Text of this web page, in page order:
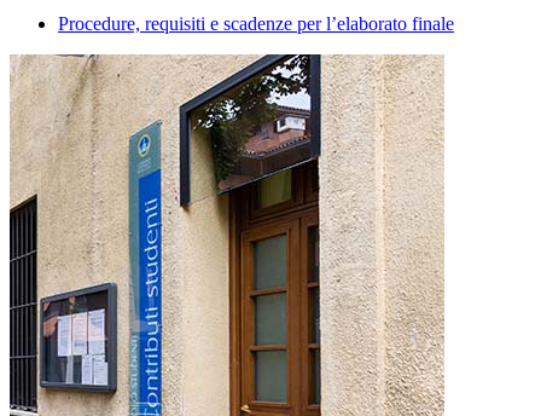
Procedure, requisiti e scadenze per l’elaborato finale